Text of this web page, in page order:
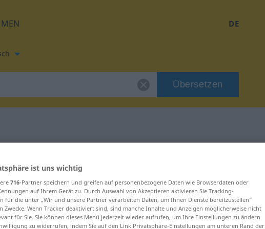
DE
Übersetzen
für "Schrei"
ist uns wichtig
716-Partner speichern und greifen auf personenbezogene Daten wie Browserdaten oder
auf Ihrem Gerät zu. Durch Auswahl von Akzeptieren aktivieren Sie Tracking-
für die unter „Wir und unsere Partner verarbeiten Daten, um Ihnen Dienste bereitzustellen“
Zwecke. Wenn Tracker deaktiviert sind, sind manche Inhalte und Anzeigen möglicherweise nicht
für Sie. Sie können dieses Menü jederzeit wieder aufrufen, um Ihre Einstellungen zu ändern
zu widerrufen, indem Sie auf den Link Privatsphäre-Einstellungen am unteren Rand der